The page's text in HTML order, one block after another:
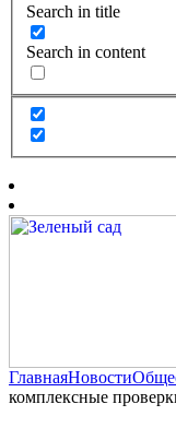
Search in title
Search in content
ГлавнаяНовости
комплексные